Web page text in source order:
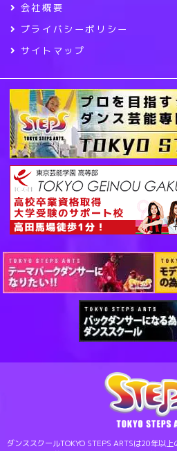
会社概要
プライバシーポリシー
サイトマップ
ダンススクールTOKYO STEPS ARTSは20年以